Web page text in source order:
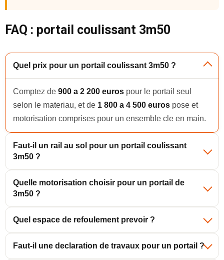
FAQ : portail coulissant 3m50
Quel prix pour un portail coulissant 3m50 ?
Comptez de 900 a 2 200 euros pour le portail seul
selon le materiau, et de 1 800 a 4 500 euros pose et
motorisation comprises pour un ensemble cle en main.
Faut-il un rail au sol pour un portail coulissant
3m50 ?
Quelle motorisation choisir pour un portail de
3m50 ?
Quel espace de refoulement prevoir ?
Faut-il une declaration de travaux pour un portail ?